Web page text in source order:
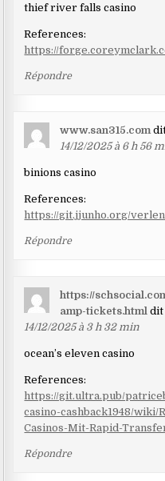
thief river falls casino
References:
https://
Répondre
www.san315.com
14/12/2025 à 6 h 56
binions casino
References:
https://git.jjunho.org/
Répondre
https://
amp-tickets.html dit
14/12/2025 à 3 h 32 min
ocean’s eleven casino
References:
https://git.ultra.pub/
casino-cashback1948/
Casinos-Mit-Rapid-
Répondre